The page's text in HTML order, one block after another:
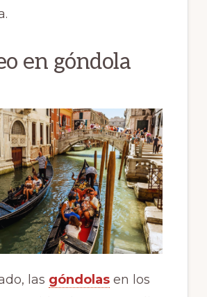
en góndola
las góndolasen los